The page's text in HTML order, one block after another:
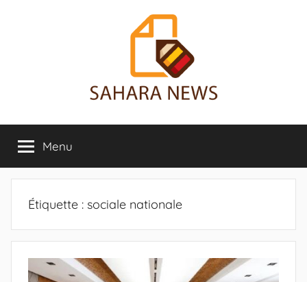
Sahara
News
sur
le
Sahara
révélée
Menu
Étiquette : sociale nationale